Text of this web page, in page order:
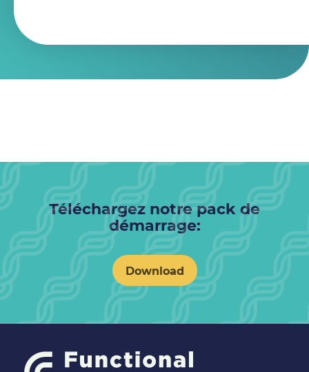
Téléchargez notre pack de
démarrage:
Download